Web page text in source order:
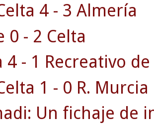
4 - 3 Almería
0 - 2 Celta
4 - 1 Recreativo
1 - 0 R. Murcia
Un fichaje de